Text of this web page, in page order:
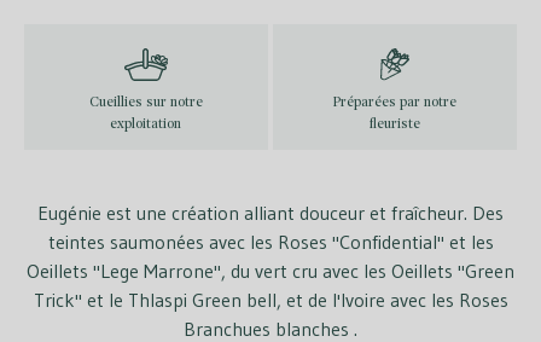
Eugénie est une création alliant douceur et fraîcheur. Des
teintes saumonées avec les Roses ''Confidential'' et les
Oeillets ''Lege Marrone'', du vert cru avec les Oeillets ''Green
Trick'' et le Thlaspi Green bell, et de l'Ivoire avec les Roses
Branchues blanches .
Cueillies sur notre
exploitation
Préparées par notre
fleuriste